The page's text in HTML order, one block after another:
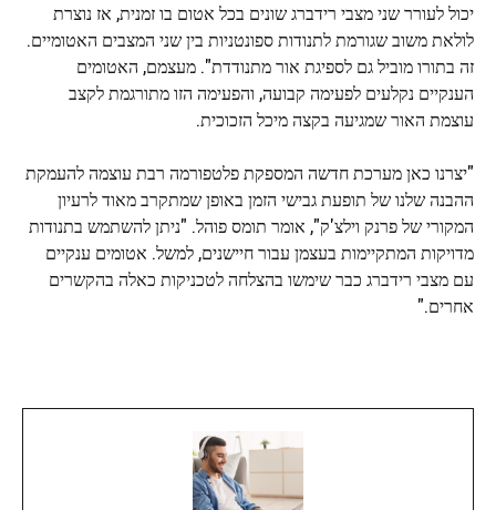
יכול לעורר שני מצבי רידברג שונים בכל אטום בו זמנית, אז נוצרת
לולאת משוב שגורמת לתנודות ספונטניות בין שני המצבים האטומיים.
זה בתורו מוביל גם לספיגת אור מתנודדת". מעצמם, האטומים
הענקיים נקלעים לפעימה קבועה, והפעימה הזו מתורגמת לקצב
עוצמת האור שמגיעה בקצה מיכל הזכוכית.
"יצרנו כאן מערכת חדשה המספקת פלטפורמה רבת עוצמה להעמקת
ההבנה שלנו של תופעת גבישי הזמן באופן שמתקרב מאוד לרעיון
המקורי של פרנק וילצ'ק", אומר תומס פוהל. "ניתן להשתמש בתנודות
מדויקות המתקיימות בעצמן עבור חיישנים, למשל. אטומים ענקיים
עם מצבי רידברג כבר שימשו בהצלחה לטכניקות כאלה בהקשרים
אחרים."